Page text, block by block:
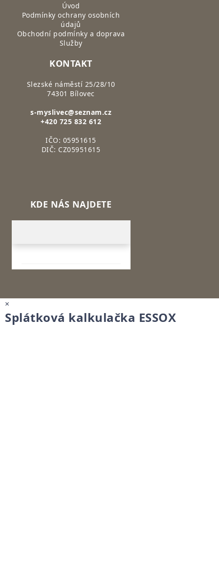
Úvod
Podmínky ochrany osobních
údajů
Obchodní podmínky a doprava
Služby
KONTAKT
Slezské náměstí 25/28/10
74301 Bílovec
s-myslivec@seznam.cz
+420 725 832 612
IČO: 05951615
DIČ: CZ05951615
KDE NÁS NAJDETE
×
Splátková kalkulačka ESSOX